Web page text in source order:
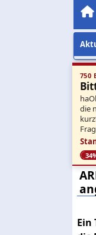
Millionen
750
die
Ein